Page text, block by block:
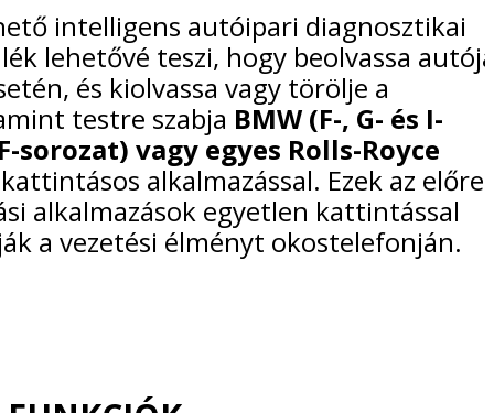
intelligens autóipari diagnosztikai
lehetővé teszi, hogy beolvassa
és kiolvassa vagy törölje a
testre szabja BMW (F-, G- és I-
sorozat) vagy egyes Rolls-Royce
alkalmazással. Ezek az előre
alkalmazások egyetlen kattintással
a vezetési élményt okostelefonján.